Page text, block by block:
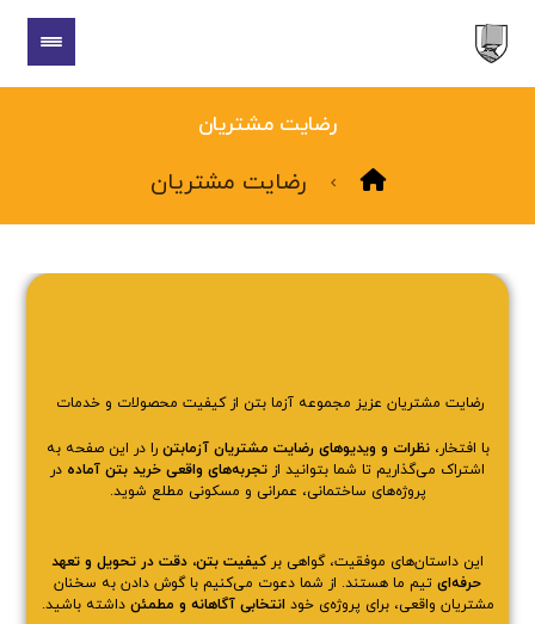
رضایت مشتریان
رضایت مشتریان
رضایت مشتریان عزیز مجموعه آزما بتن از کیفیت محصولات و خدمات
با افتخار،نظرات و ویدیوهای رضایت مشتریان آزمابتن را در این صفحه به
اشتراک می‌گذاریم تا شما بتوانید از تجربه‌های واقعی خرید بتن آماده در
پروژه‌های ساختمانی، عمرانی و مسکونی مطلع شوید.
این داستان‌های موفقیت، گواهی برکیفیت بتن، دقت در تحویل و تعهد
حرفه‌ای تیم ما هستند. از شما دعوت می‌کنیم با گوش دادن به سخنان
مشتریان واقعی، برای پروژه‌ی خود انتخابی آگاهانه و مطمئن داشته باشید.